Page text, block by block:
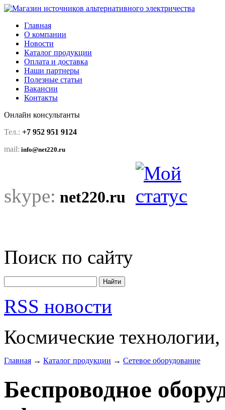
Главная
О компании
Новости
Каталог продукции
Оплата и доставка
Наши партнеры
Полезные статьи
Вакансии
Контакты
Онлайн консультанты
Тел.: +7 952 951 9124
mail: info@net220.ru
skype: net220.ru
Поиск по сайту
RSS новости
Космические технологии,
Главная → Каталог продукции → Сетевое оборудование
Беспроводное